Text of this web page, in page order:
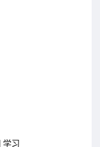
学习